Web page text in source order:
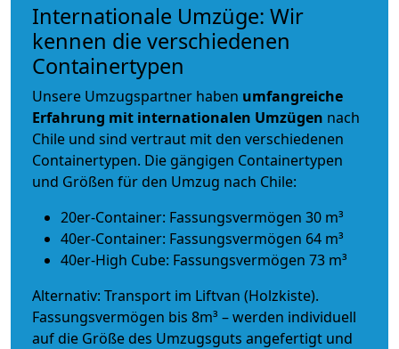
Internationale Umzüge: Wir
kennen die verschiedenen
Containertypen
Unsere Umzugspartner haben umfangreiche
Erfahrung mit internationalen Umzügen nach
Chile und sind vertraut mit den verschiedenen
Containertypen. Die gängigen Containertypen
und Größen für den Umzug nach Chile:
20er-Container: Fassungsvermögen 30 m³
40er-Container: Fassungsvermögen 64 m³
40er-High Cube: Fassungsvermögen 73 m³
Alternativ: Transport im Liftvan (Holzkiste).
Fassungsvermögen bis 8m³ – werden individuell
auf die Größe des Umzugsguts angefertigt und